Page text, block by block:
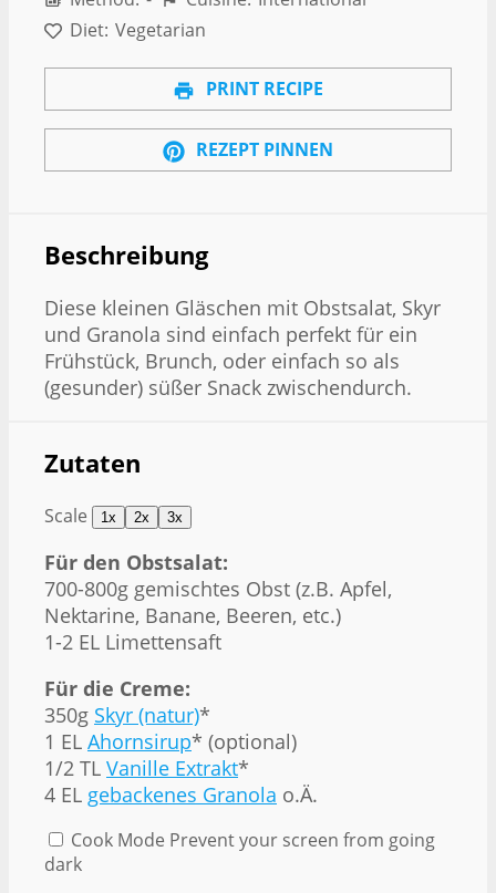
Diet: Vegetarian
PRINT RECIPE
REZEPT PINNEN
Beschreibung
Diese kleinen Gläschen mit Obstsalat, Skyr
und Granola sind einfach perfekt für ein
Frühstück, Brunch, oder einfach so als
(gesunder) süßer Snack zwischendurch.
Zutaten
Scale 1x 2x 3x
Für den Obstsalat:
700-800g gemischtes Obst (z.B. Apfel,
Nektarine, Banane, Beeren, etc.)
1-2 EL Limettensaft
Für die Creme:
350g Skyr (natur)*
1 EL Ahornsirup* (optional)
1/2 TL Vanille Extrakt*
4 EL gebackenes Granola o.Ä.
Cook Mode Prevent your screen from going
dark